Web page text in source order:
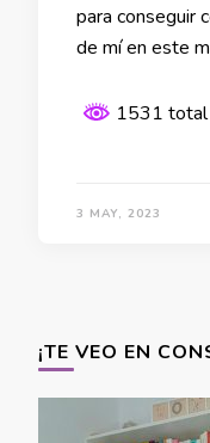
para conseguir
de mí en este
1531
3 MAY, 2023
¡TE VEO EN